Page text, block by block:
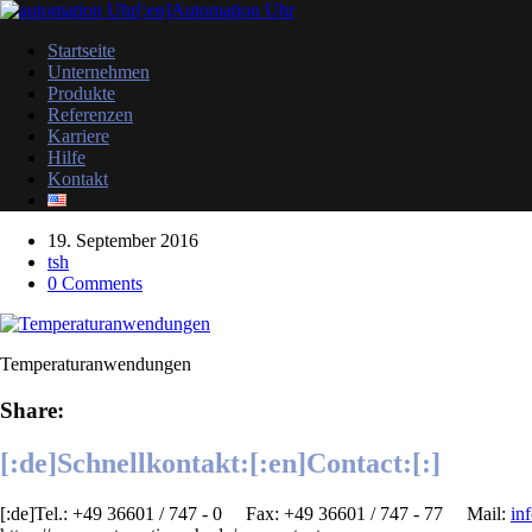
Startseite
Unternehmen
Produkte
Referenzen
Karriere
Hilfe
Kontakt
19. September 2016
tsh
0 Comments
Temperaturanwendungen
Share:
[:de]Schnellkontakt:[:en]Contact:[:]
[:de]Tel.: +49 36601 / 747 - 0 Fax: +49 36601 / 747 - 77 ​Mail: